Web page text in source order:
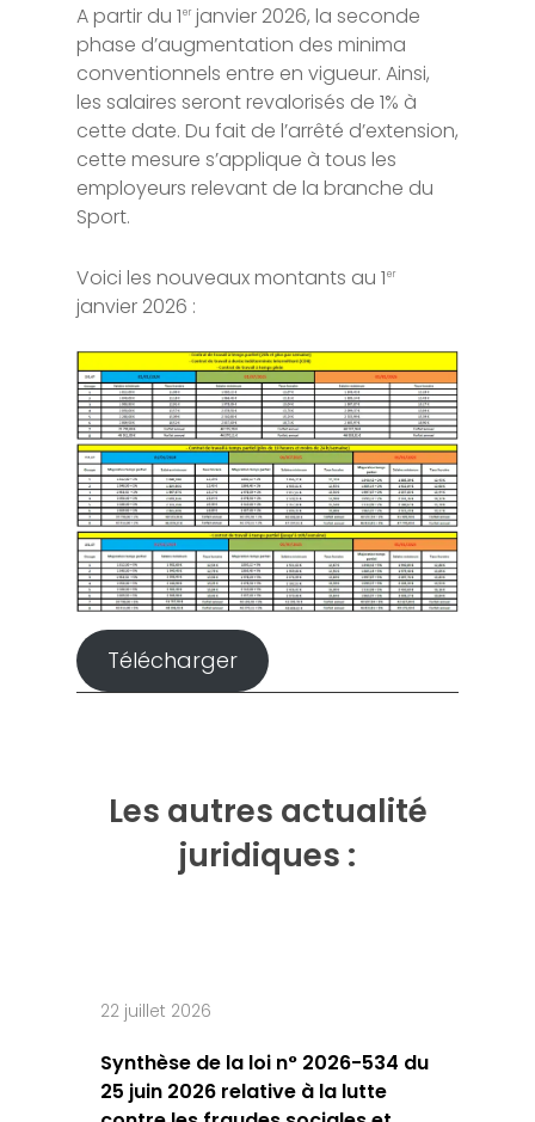
A partir du 1erjanvier 2026, la seconde
phase d’augmentation des minima
conventionnels entre en vigueur. Ainsi,
les salaires seront revalorisés de 1% à
cette date. Du fait de l’arrêté d’extension,
cette mesure s’applique à tous les
employeurs relevant de la branche du
Sport.
Voici les nouveaux montants au 1er
janvier 2026 :
Télécharger
Les autres actualité
juridiques :
22 juillet 2026
Synthèse de la loi n° 2026-534 du
25 juin 2026 relative à la lutte